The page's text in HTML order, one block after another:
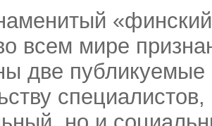
всем мире
две публикуемые